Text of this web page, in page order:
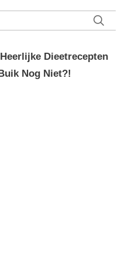
Dieetrecepten
Nog Niet?!